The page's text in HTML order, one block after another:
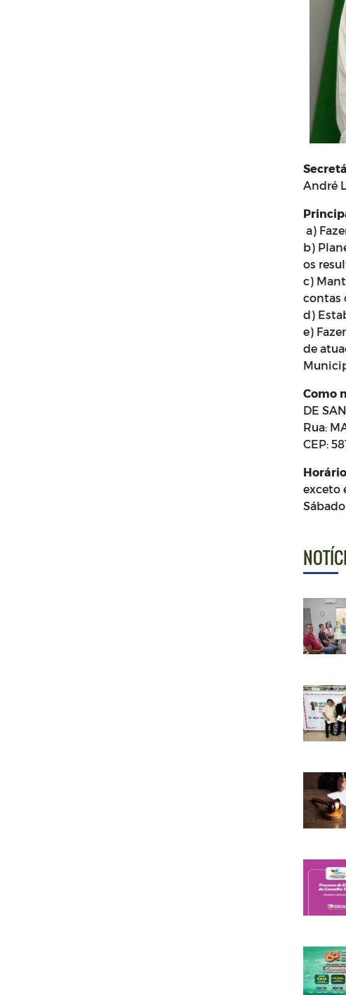
André
a)
b)
os
c)
contas
d)
e)
de
Como
DE
Rua:
CEP:
exceto